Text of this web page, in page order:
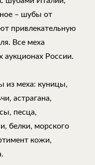
– шубы от
привлекательную
Все меха
аукционах России.
из меха: куницы,
астрагана,
песца,
белки, морского
кожи,